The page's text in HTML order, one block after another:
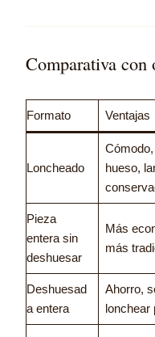
Comparativa con
Formato Ventajas
Loncheado
hueso,
Pieza
entera sin
deshuesar
Más
más
Deshuesad
a entera
Ahorro,
lonchear